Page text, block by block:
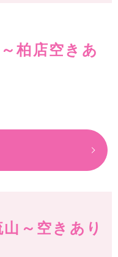
柏店空きあ
～空きあり